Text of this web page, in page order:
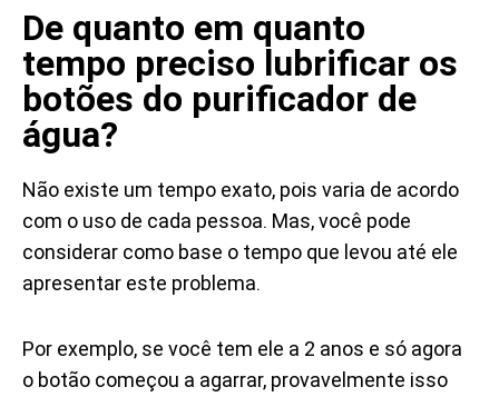
De quanto em quanto
tempo preciso lubrificar os
botões do purificador de
água?
Não existe um tempo exato, pois varia de acordo
com o uso de cada pessoa. Mas, você pode
considerar como base o tempo que levou até ele
apresentar este problema.
Por exemplo, se você tem ele a 2 anos e só agora
o botão começou a agarrar, provavelmente isso